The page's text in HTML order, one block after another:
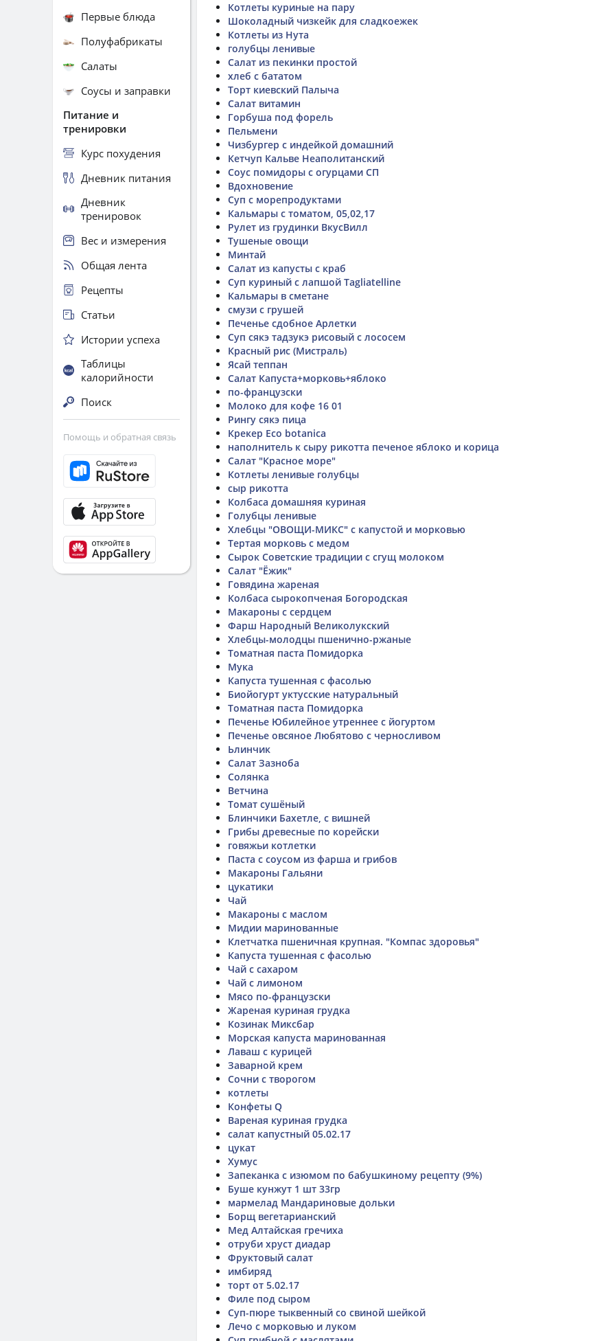
Котлеты куриные на пару
Шоколадный чизкейк для сладкоежек
Котлеты из Нута
голубцы ленивые
Салат из пекинки простой
хлеб с бататом
Торт киевский Палыча
Салат витамин
Горбуша под форель
Пельмени
Чизбургер с индейкой домашний
Кетчуп Кальве Неаполитанский
Соус помидоры с огурцами СП
Вдохновение
Суп с морепродуктами
Кальмары с томатом, 05,02,17
Рулет из грудинки ВкусВилл
Тушеные овощи
Минтай
Салат из капусты с краб
Суп куриный с лапшой Tagliatelline
Кальмары в сметане
смузи с грушей
Печенье сдобное Арлетки
Суп сякэ тадзукэ рисовый с лососем
Красный рис (Мистраль)
Ясай теппан
Салат Капуста+морковь+яблоко
по-французски
Молоко для кофе 16 01
Рингу сякэ пица
Крекер Eco botanica
наполнитель к сыру рикотта печеное яблоко и корица
Салат "Красное море"
Котлеты ленивые голубцы
сыр рикотта
Колбаса домашняя куриная
Голубцы ленивые
Хлебцы "ОВОЩИ-МИКС" с капустой и морковью
Тертая морковь с медом
Сырок Советские традиции с сгущ молоком
Салат "Ёжик"
Говядина жареная
Колбаса сырокопченая Богородская
Макароны с сердцем
Фарш Народный Великолукский
Хлебцы-молодцы пшенично-ржаные
Томатная паста Помидорка
Мука
Капуста тушенная с фасолью
Биойогурт уктусские натуральный
Томатная паста Помидорка
Печенье Юбилейное утреннее с йогуртом
Печенье овсяное Любятово с черносливом
Ьлинчик
Салат Зазноба
Солянка
Ветчина
Томат сушёный
Блинчики Бахетле, с вишней
Грибы древесные по корейски
говяжьи котлетки
Паста с соусом из фарша и грибов
Макароны Гальяни
цукатики
Чай
Макароны с маслом
Мидии маринованные
Клетчатка пшеничная крупная. "Компас здоровья"
Капуста тушенная с фасолью
Чай с сахаром
Чай с лимоном
Мясо по-французски
Жареная куриная грудка
Козинак Миксбар
Морская капуста маринованная
Лаваш с курицей
Заварной крем
Сочни с творогом
котлеты
Конфеты Q
Вареная куриная грудка
салат капустный 05.02.17
цукат
Хумус
Запеканка с изюмом по бабушкиному рецепту (9%)
Буше кунжут 1 шт 33гр
мармелад Мандариновые дольки
Борщ вегетарианский
Мед Алтайская гречиха
отруби хруст диадар
Фруктовый салат
имбиряд
торт от 5.02.17
Филе под сыром
Суп-пюре тыквенный со свиной шейкой
Лечо с морковью и луком
Первые блюда
Полуфабрикаты
Салаты
Соусы и заправки
Питание и
тренировки
Курс похудения
Дневник питания
Дневник
тренировок
Вес и измерения
Общая лента
Рецепты
Статьи
Истории успеха
Таблицы
калорийности
Поиск
Помощь и обратная связь